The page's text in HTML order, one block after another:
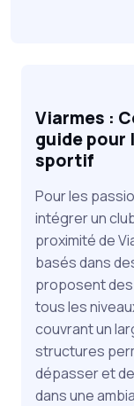
Viarmes :
guide pour
sportif
Pour les
intégrer un
proximité de
basés dans
proposent
tous les
couvrant un
structures
dépasser et
dans une